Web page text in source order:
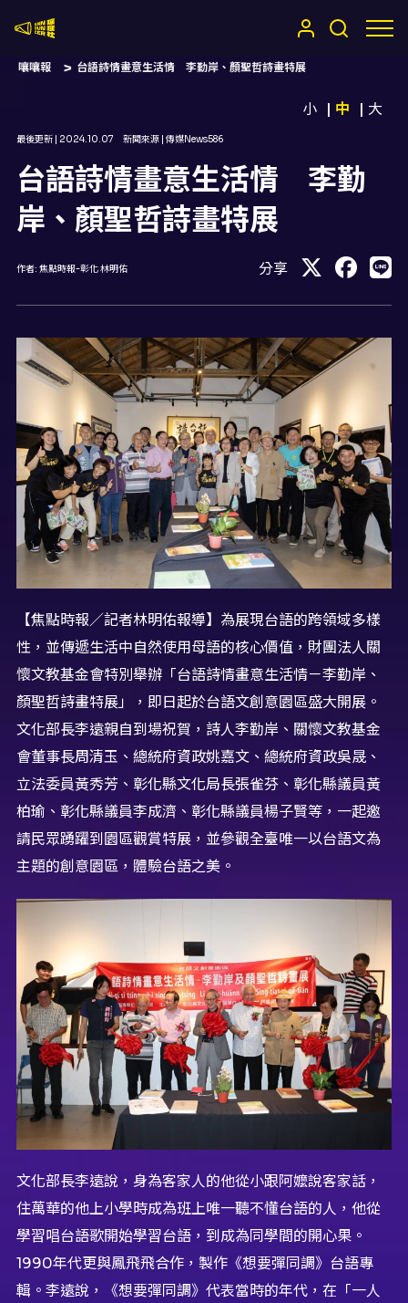
嚷嚷報 台語詩情畫意生活情 李勤岸、顏聖哲詩畫特展
小 中 大
最後更新 | 2024.10.07 新聞來源 | 傳媒News586
台語詩情畫意生活情 李勤
岸、顏聖哲詩畫特展
作者: 焦點時報-彰化 林明佑 分享
【焦點時報／記者林明佑報導】為展現台語的跨領域多樣
性，並傳遞生活中自然使用母語的核心價值，財團法人關
懷文教基金會特別舉辦「台語詩情畫意生活情－李勤岸、
顏聖哲詩畫特展」，即日起於台語文創意園區盛大開展。
文化部長李遠親自到場祝賀，詩人李勤岸、關懷文教基金
會董事長周清玉、總統府資政姚嘉文、總統府資政吳晟、
立法委員黃秀芳、彰化縣文化局長張雀芬、彰化縣議員黃
柏瑜、彰化縣議員李成濟、彰化縣議員楊子賢等，一起邀
請民眾踴躍到園區觀賞特展，並參觀全臺唯一以台語文為
主題的創意園區，體驗台語之美。
文化部長李遠說，身為客家人的他從小跟阿嬤說客家話，
住萬華的他上小學時成為班上唯一聽不懂台語的人，他從
學習唱台語歌開始學習台語，到成為同學間的開心果。
1990年代更與鳳飛飛合作，製作《想要彈同調》台語專
輯。李遠說，《想要彈同調》代表當時的年代，在「一人